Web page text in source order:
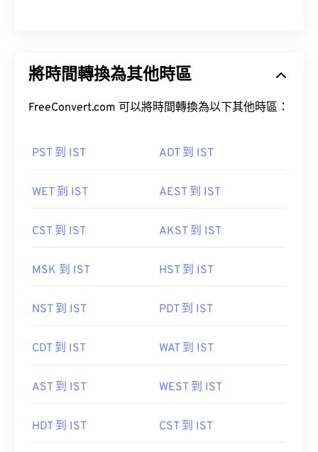
將時間轉換為其他時區
FreeConvert.com 可以將時間轉換為以下其他時區：
PST 到 IST ADT 到 IST
WET 到 IST AEST 到 IST
CST 到 IST AKST 到 IST
MSK 到 IST HST 到 IST
NST 到 IST PDT 到 IST
CDT 到 IST WAT 到 IST
AST 到 IST WEST 到 IST
HDT 到 IST CST 到 IST